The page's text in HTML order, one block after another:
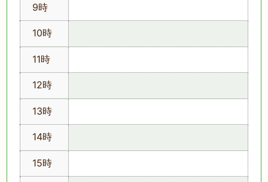
9時
10時
11時
12時
13時
14時
15時